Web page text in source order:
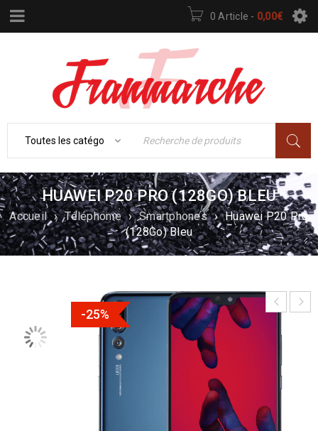
0 Article - 0,00€
HUAWEI P20 PRO (128GO) BLEU
Accueil › Téléphonie › Smartphones › Huawei P20 Pro
(128Go) Bleu
-25%